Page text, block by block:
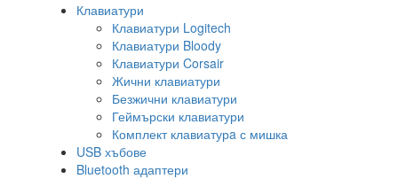
Клавиатури
Клавиатури Logitech
Клавиатури Bloody
Клавиатури Corsair
Жични клавиатури
Безжични клавиатури
Геймърски клавиатури
Комплект клавиатурa с мишка
USB хъбове
Bluetooth адаптери